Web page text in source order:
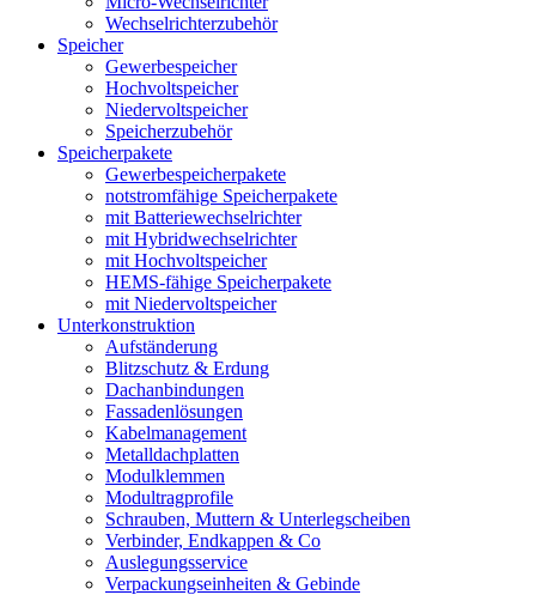
Wechselrichterzubehör
Speicher
Gewerbespeicher
Hochvoltspeicher
Niedervoltspeicher
Speicherzubehör
Speicherpakete
Gewerbespeicherpakete
notstromfähige Speicherpakete
mit Batteriewechselrichter
mit Hybridwechselrichter
mit Hochvoltspeicher
HEMS-fähige Speicherpakete
mit Niedervoltspeicher
Unterkonstruktion
Aufständerung
Blitzschutz & Erdung
Dachanbindungen
Fassadenlösungen
Kabelmanagement
Metalldachplatten
Modulklemmen
Modultragprofile
Schrauben, Muttern & Unterlegscheiben
Verbinder, Endkappen & Co
Auslegungsservice
Verpackungseinheiten & Gebinde